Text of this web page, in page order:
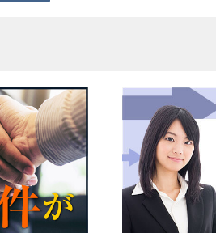
継の案件例3選
すすめのM&A仲介会社
する公的機関4選